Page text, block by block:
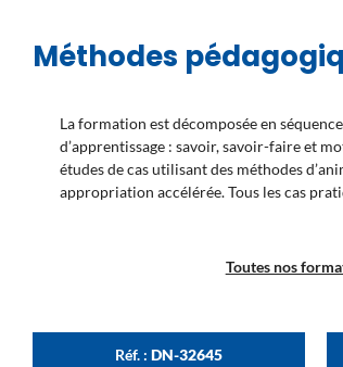
Méthodes
La formation est décomposée en
d’apprentissage : savoir, savoir-faire et
études de cas utilisant des méthodes
appropriation accélérée. Tous les cas
Toutes nos
Réf. :DN-32645